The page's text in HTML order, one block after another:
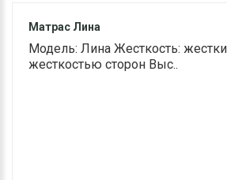
Матрас Лина
Модель: Лина Жесткость:
жесткостью сторон Выс..